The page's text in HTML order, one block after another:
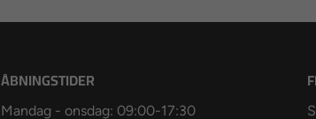
ÅBNINGSTIDER
Mandag - onsdag: 09:00-17:30